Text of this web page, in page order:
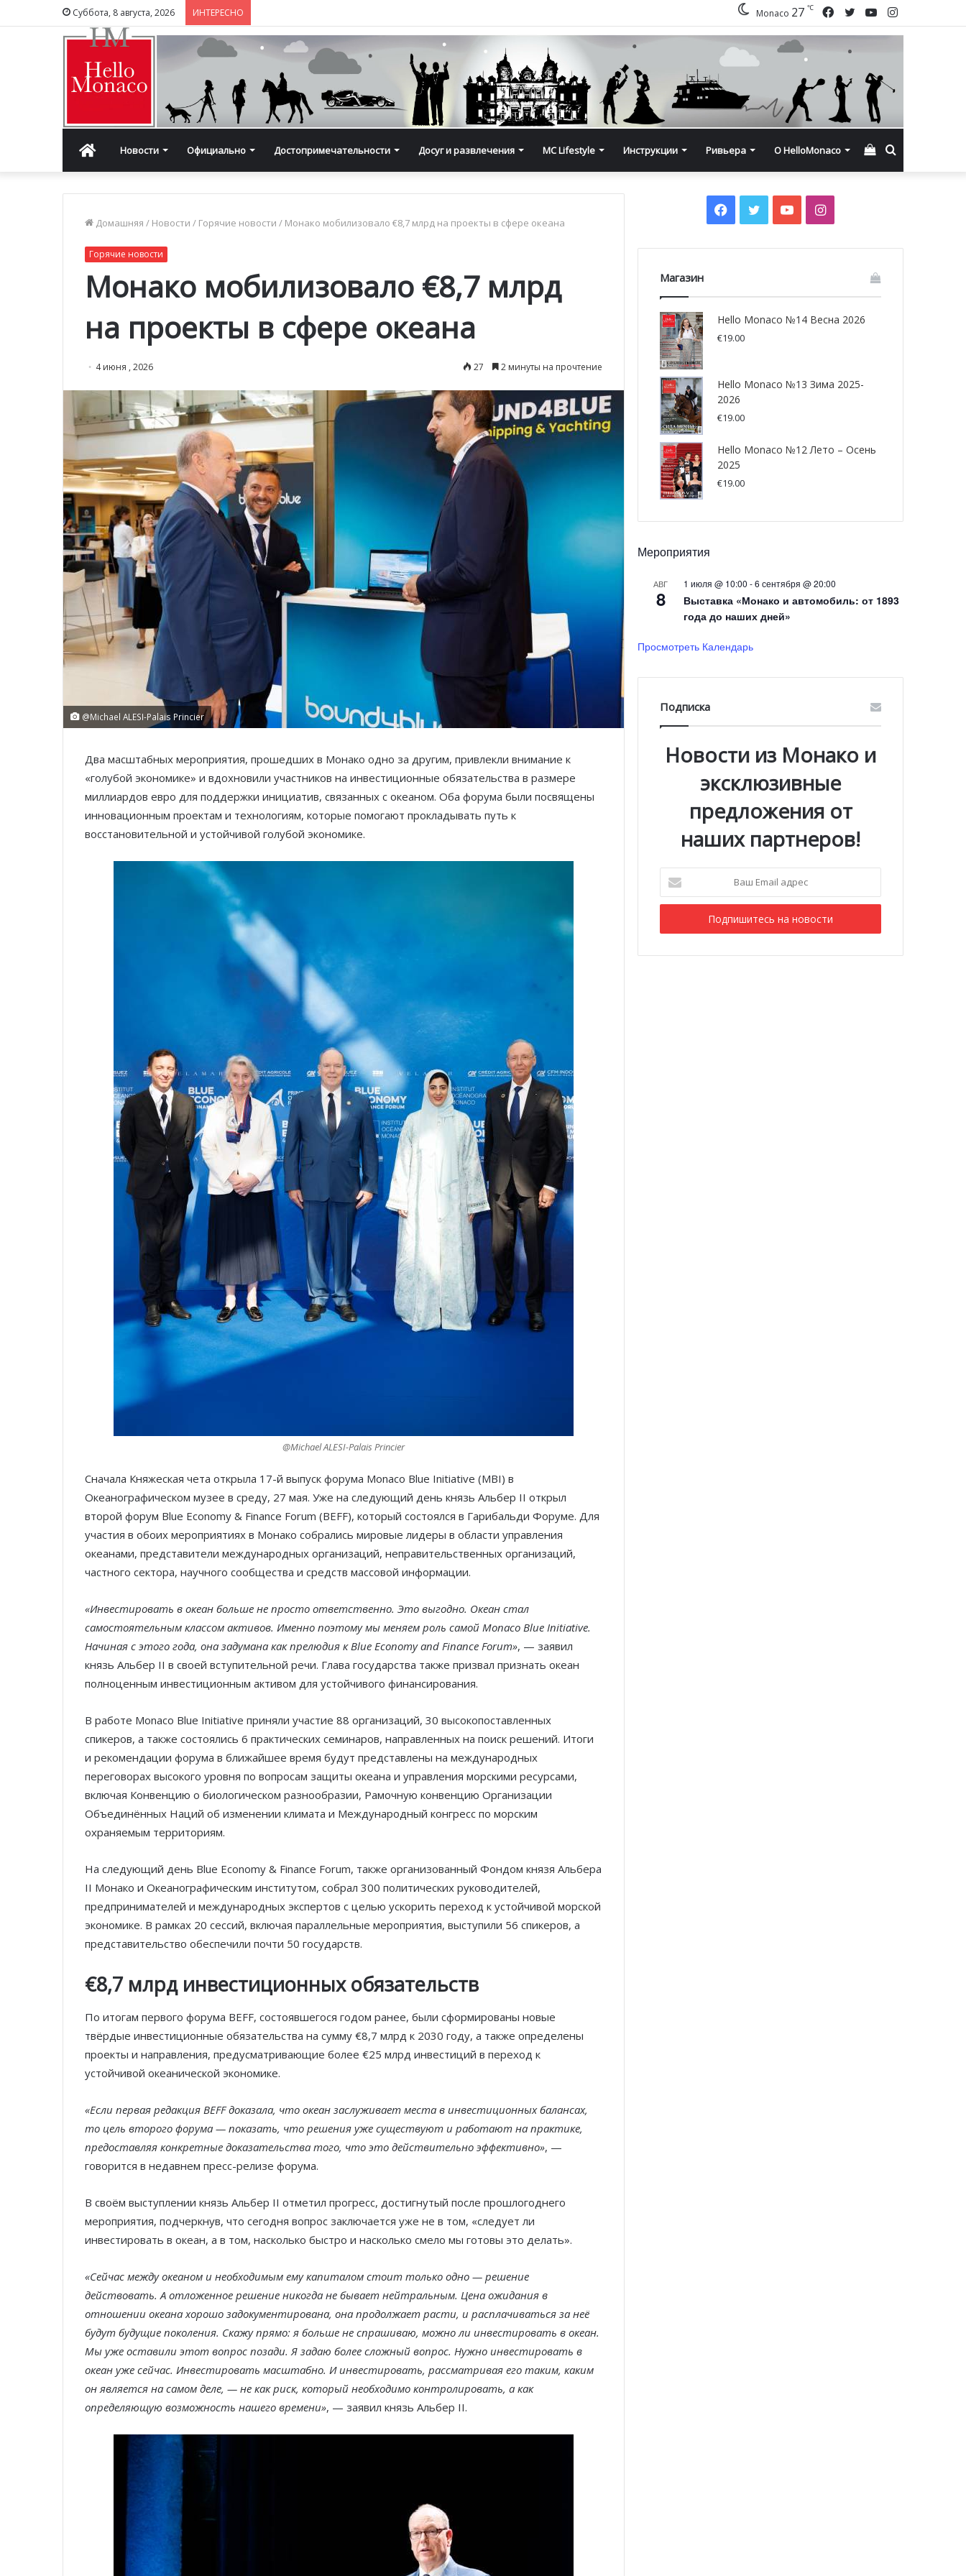
Суббота, 8 августа, 2026 ИНТЕРЕСНО Instagram
YouTube
Twitter
Facebook
Monaco 27 ℃
ГлавнаяНовости Официально Достопримечательности Досуг и развлечения MC Lifestyle Инструкции Ривьера О HelloMonaco Смотреть
Домашняя / Новости / Горячие новости / Монако мобилизовало €8,7 млрд на проекты в сфере океана
Горячие новости
Монако мобилизовало €8,7 млрд
на проекты в сфере океана
4 июня , 2026 27 2 минуты на прочтение
@Michael ALESI-Palais Princier
Два масштабных мероприятия, прошедших в Монако одно за другим, привлекли внимание к
«голубой экономике» и вдохновили участников на инвестиционные обязательства в размере
миллиардов евро для поддержки инициатив, связанных с океаном. Оба форума были посвящены
инновационным проектам и технологиям, которые помогают прокладывать путь к
восстановительной и устойчивой голубой экономике.
@Michael ALESI-Palais Princier
Сначала Княжеская чета открыла 17-й выпуск форума Monaco Blue Initiative (MBI) в
Океанографическом музее в среду, 27 мая. Уже на следующий день князь Альбер II открыл
второй форум Blue Economy & Finance Forum (BEFF), который состоялся в Гарибальди Форуме. Для
участия в обоих мероприятиях в Монако собрались мировые лидеры в области управления
океанами, представители международных организаций, неправительственных организаций,
частного сектора, научного сообщества и средств массовой информации.
«Инвестировать в океан больше не просто ответственно. Это выгодно. Океан стал
самостоятельным классом активов. Именно поэтому мы меняем роль самой Monaco Blue Initiative.
Начиная с этого года, она задумана как прелюдия к Blue Economy and Finance Forum», — заявил
князь Альбер II в своей вступительной речи. Глава государства также призвал признать океан
полноценным инвестиционным активом для устойчивого финансирования.
В работе Monaco Blue Initiative приняли участие 88 организаций, 30 высокопоставленных
спикеров, а также состоялись 6 практических семинаров, направленных на поиск решений. Итоги
и рекомендации форума в ближайшее время будут представлены на международных
переговорах высокого уровня по вопросам защиты океана и управления морскими ресурсами,
включая Конвенцию о биологическом разнообразии, Рамочную конвенцию Организации
Объединённых Наций об изменении климата и Международный конгресс по морским
охраняемым территориям.
На следующий день Blue Economy & Finance Forum, также организованный Фондом князя Альбера
II Монако и Океанографическим институтом, собрал 300 политических руководителей,
предпринимателей и международных экспертов с целью ускорить переход к устойчивой морской
экономике. В рамках 20 сессий, включая параллельные мероприятия, выступили 56 спикеров, а
представительство обеспечили почти 50 государств.
€8,7 млрд инвестиционных обязательств
По итогам первого форума BEFF, состоявшегося годом ранее, были сформированы новые
твёрдые инвестиционные обязательства на сумму €8,7 млрд к 2030 году, а также определены
проекты и направления, предусматривающие более €25 млрд инвестиций в переход к
устойчивой океанической экономике.
«Если первая редакция BEFF доказала, что океан заслуживает места в инвестиционных балансах,
то цель второго форума — показать, что решения уже существуют и работают на практике,
предоставляя конкретные доказательства того, что это действительно эффективно», —
говорится в недавнем пресс-релизе форума.
В своём выступлении князь Альбер II отметил прогресс, достигнутый после прошлогоднего
мероприятия, подчеркнув, что сегодня вопрос заключается уже не в том, «следует ли
инвестировать в океан, а в том, насколько быстро и насколько смело мы готовы это делать».
«Сейчас между океаном и необходимым ему капиталом стоит только одно — решение
действовать. А отложенное решение никогда не бывает нейтральным. Цена ожидания в
отношении океана хорошо задокументирована, она продолжает расти, и расплачиваться за неё
будут будущие поколения. Скажу прямо: я больше не спрашиваю, можно ли инвестировать в океан.
Мы уже оставили этот вопрос позади. Я задаю более сложный вопрос. Нужно инвестировать в
океан уже сейчас. Инвестировать масштабно. И инвестировать, рассматривая его таким, каким
он является на самом деле, — не как риск, который необходимо контролировать, а как
определяющую возможность нашего времени», — заявил князь Альбер II.
Facebook
TwitterYouTubeInstagram
Магазин
Hello Monaco №14 Весна 2026
€19.00
Hello Monaco №13 Зима 2025-
2026
€19.00
Hello Monaco №12 Лето – Осень
2025
€19.00
Мероприятия
АВГ
8
1 июля @ 10:00 -6 сентября @ 20:00
Выставка «Монако и автомобиль: от 1893
года до наших дней»
Просмотреть Календарь
Подписка
Новости из Монако и
эксклюзивные
предложения от
наших партнеров!
Email
адрес